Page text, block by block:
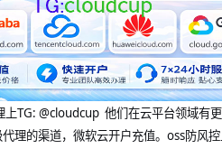
上TG: @cloudcup 他们在云平台领域有
理的渠道，微软云开户充值。oss防风